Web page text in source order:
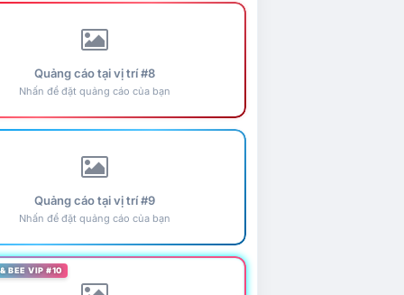
Quảng cáo tại vị trí #8
Nhấn để đặt quảng cáo của bạn
Quảng cáo tại vị trí #9
Nhấn để đặt quảng cáo của bạn
BEE VIP #10